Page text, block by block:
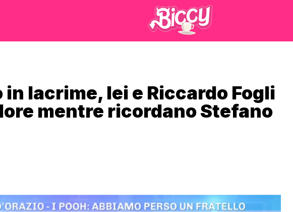
in lacrime, lei e Riccardo Fogli
mentre ricordano Stefano